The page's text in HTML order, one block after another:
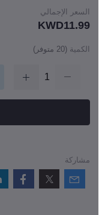
السعر الإجمالي
KWD11.99
الكمية (
20 متوفر)
مشاركة